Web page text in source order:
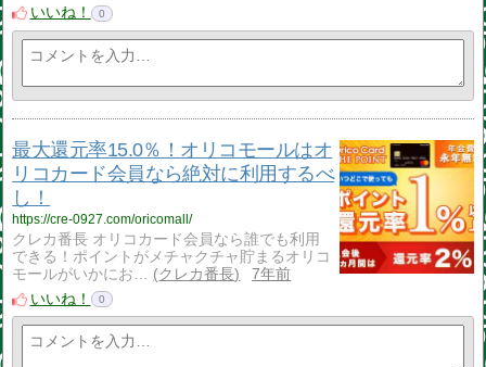
いいね！
0
最大還元率15.0％！オリコモールはオ
リコカード会員なら絶対に利用するべ
し！
https://cre-0927.com/oricomall/
クレカ番長 オリコカード会員なら誰でも利用
できる！ポイントがメチャクチャ貯まるオリコ
モールがいかにお…
クレカ番長
7年前
いいね！
0